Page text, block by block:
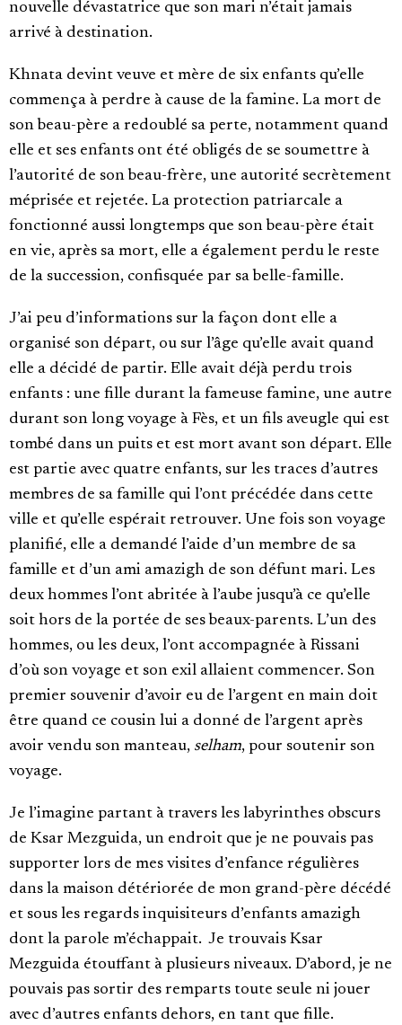
nouvelle dévastatrice que son mari n’était jamais
arrivé à destination.
Khnata devint veuve et mère de six enfants qu’elle
commença à perdre à cause de la famine. La mort de
son beau-père a redoublé sa perte, notamment quand
elle et ses enfants ont été obligés de se soumettre à
l’autorité de son beau-frère, une autorité secrètement
méprisée et rejetée. La protection patriarcale a
fonctionné aussi longtemps que son beau-père était
en vie, après sa mort, elle a également perdu le reste
de la succession, confisquée par sa belle-famille.
J’ai peu d’informations sur la façon dont elle a
organisé son départ, ou sur l’âge qu’elle avait quand
elle a décidé de partir. Elle avait déjà perdu trois
enfants : une fille durant la fameuse famine, une autre
durant son long voyage à Fès, et un fils aveugle qui est
tombé dans un puits et est mort avant son départ. Elle
est partie avec quatre enfants, sur les traces d’autres
membres de sa famille qui l’ont précédée dans cette
ville et qu’elle espérait retrouver. Une fois son voyage
planifié, elle a demandé l’aide d’un membre de sa
famille et d’un ami amazigh de son défunt mari. Les
deux hommes l’ont abritée à l’aube jusqu’à ce qu’elle
soit hors de la portée de ses beaux-parents. L’un des
hommes, ou les deux, l’ont accompagnée à Rissani
d’où son voyage et son exil allaient commencer. Son
premier souvenir d’avoir eu de l’argent en main doit
être quand ce cousin lui a donné de l’argent après
avoir vendu son manteau, selham, pour soutenir son
voyage.
Je l’imagine partant à travers les labyrinthes obscurs
de Ksar Mezguida, un endroit que je ne pouvais pas
supporter lors de mes visites d’enfance régulières
dans la maison détériorée de mon grand-père décédé
et sous les regards inquisiteurs d’enfants amazigh
dont la parole m’échappait. Je trouvais Ksar
Mezguida étouffant à plusieurs niveaux. D’abord, je ne
pouvais pas sortir des remparts toute seule ni jouer
avec d’autres enfants dehors, en tant que fille.